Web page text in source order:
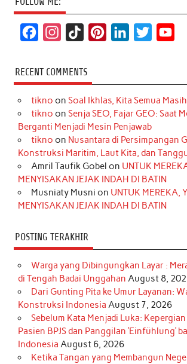
c
e
b
o
k
s
t
a
r
a
m
k
T
o
k
t
e
r
e
s
t
k
e
d
I
n
t
t
r
T
u
e
RECENT COMMENTS
tikno on Soal Ikhlas, Kita Semua
tikno on Senja SEO, Fajar GEO: Saat
Berganti Menjadi Mesin Penjawab
tikno on Nusantara di Persimpangan
Konstruksi Maritim, Laut Kita, dan
Amril Taufik Gobel on UNTUK
MENYISAKAN JEJAK INDAH DI BATIN
Musniaty Musni on UNTUK MEREKA,
MENYISAKAN JEJAK INDAH DI BATIN
POSTING TERAKHIR
Warga yang Dibingungkan Layar :
di Tengah Badai Unggahan August 8,
Dari Gunting Pita ke Umur Layanan:
Konstruksi Indonesia August 7, 2026
Sebelum Kata Menjadi Luka:
Pasien BPJS dan Panggilan ‘Einfühlung’
Indonesia August 6, 2026
Ketika Tangan yang Membangun